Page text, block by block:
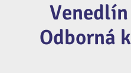
Odborná